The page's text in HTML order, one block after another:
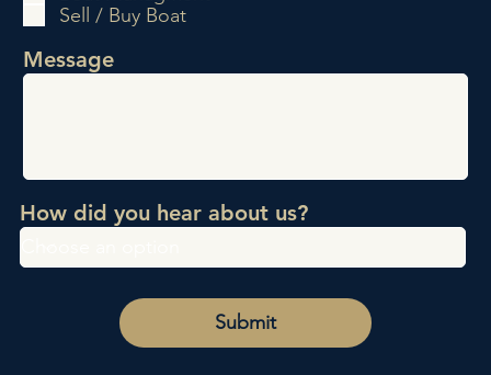
Message
Submit
How did you hear about us?
l
Sell / Buy Boat